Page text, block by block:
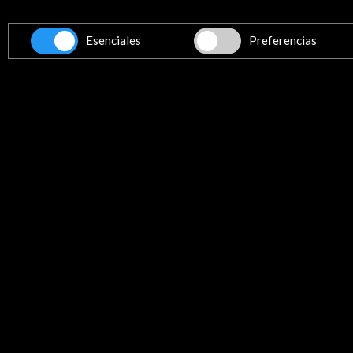
Texto de la convocatoria
Esenciales Preferencias